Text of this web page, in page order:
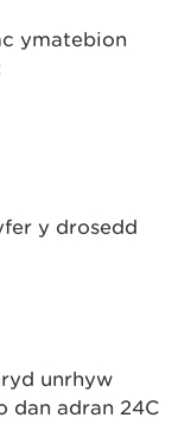
ymatebion
y drosedd
unrhyw
dan adran 24C